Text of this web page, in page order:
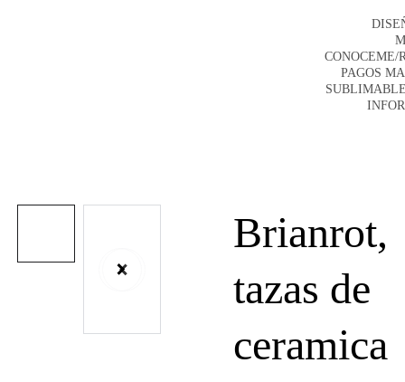
CONOCEME/
PAGOS
Brianrot,
tazas de
ceramica